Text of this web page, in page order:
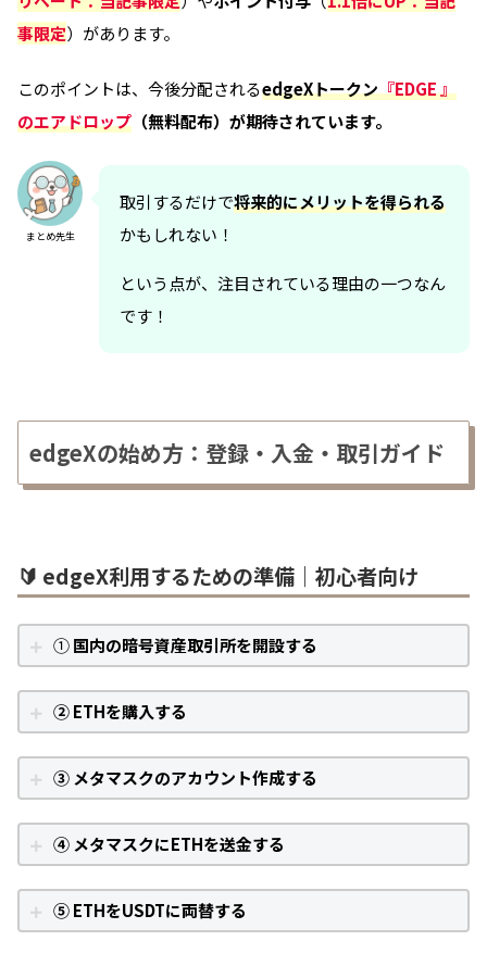
事限定）があります。
このポイントは、今後分配されるedgeXトークン『EDGE』
のエアドロップ （無料配布）が期待されています。
まとめ先生
取引するだけで将来的にメリットを得られる
かもしれない！
という点が、注目されている理由の一つなん
です！
edgeXの始め方：登録・入金・取引ガイド
🔰 edgeX利用するための準備｜初心者向け
①国内の暗号資産取引所を開設する
② ETHを購入する
③ メタマスクのアカウント作成する
④ メタマスクにETHを送金する
⑤ ETHをUSDTに両替する